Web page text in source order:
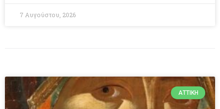
7 Αυγούστου, 2026
ΑΤΤΙΚΉ